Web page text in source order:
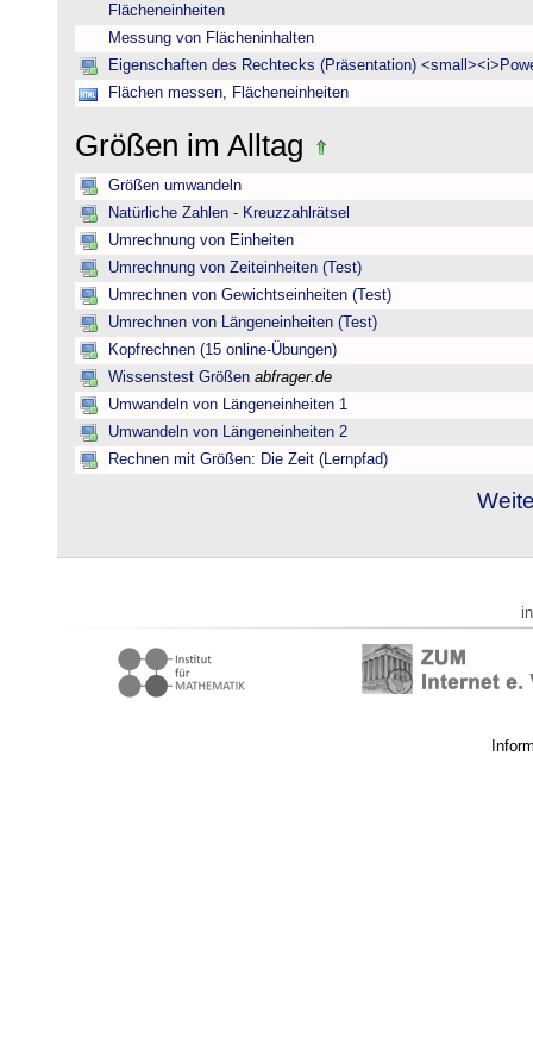
Flächeneinheiten
Messung von Flächeninhalten
Eigenschaften des Rechtecks (Präsentation)
Flächen messen, Flächeneinheiten
Größen im Alltag
Größen umwandeln
Natürliche Zahlen - Kreuzzahlrätsel
Umrechnung von Einheiten
Umrechnung von Zeiteinheiten (Test)
Umrechnen von Gewichtseinheiten (Test)
Umrechnen von Längeneinheiten (Test)
Kopfrechnen (15 online-Übungen)
Wissenstest Größen abfrager.de
Umwandeln von Längeneinheiten 1
Umwandeln von Längeneinheiten 2
Rechnen mit Größen: Die Zeit (Lernpfad)